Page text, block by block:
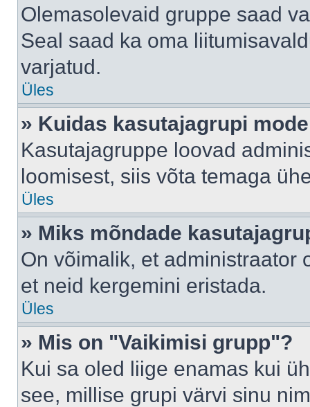
Olemasolevaid gruppe saad
Seal saad ka oma
varjatud.
Üles
» Kuidas kasutajagrupi
Kasutajagruppe loovad
loomisest, siis võta temaga
Üles
» Miks mõndade
On võimalik, et administraator
et neid kergemini eristada.
Üles
» Mis on "Vaikimisi grupp"?
Kui sa oled liige enamas kui
see, millise grupi värvi sinu